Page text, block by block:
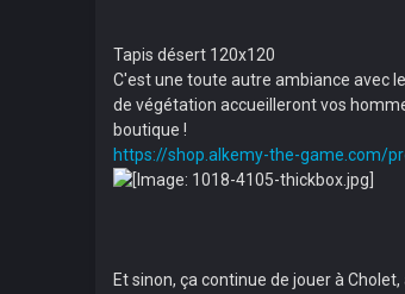
Tapis désert 120x120
­C'est une toute autre ambiance avec
de végétation accueilleront vos
boutique !
https://shop.alkemy-the-game.com/
Et sinon, ça continue de jouer à